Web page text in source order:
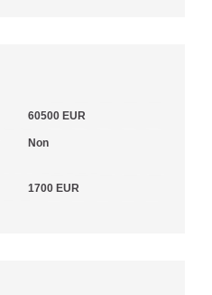
60500 EUR
Non
1700 EUR